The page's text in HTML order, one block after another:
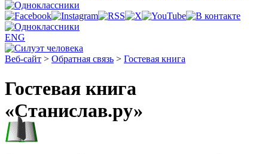
ENG
Веб-сайт > Обратная связь > Гостевая книга
Гостевая книга
«Станислав.ру»